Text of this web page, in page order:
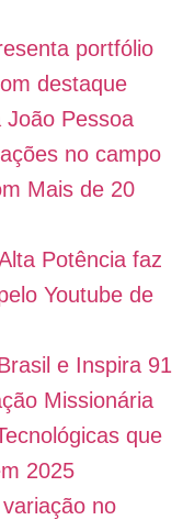
portfólio
destaque
João Pessoa
no campo
Mais de 20
Potência faz
Youtube de
e Inspira 91
Missionária
que
2025
no